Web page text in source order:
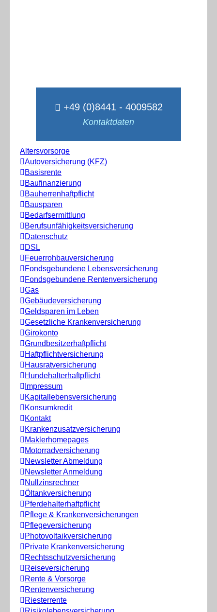
+49 (0)8441 - 4009582
Kontaktdaten
Altersvorsorge
Autoversicherung (KFZ)
Basisrente
Baufinanzierung
Bauherrenhaftpflicht
Bausparen
Bedarfsermittlung
Berufs­unfähigkeitsversicherung
Datenschutz
DSL
Feuerrohbauversicherung
Fondsgebundene Lebensversicherung
Fondsgebundene Rentenversicherung
Gas
Gebäudeversicherung
Geldsparen im Leben
Gesetzliche Krankenversicherung
Girokonto
Grundbesitzerhaftpflicht
Haftpflichtversicherung
Hausratversicherung
Hundehalterhaftpflicht
Impressum
Kapitallebensversicherung
Konsumkredit
Kontakt
Krankenzusatzversicherung
Maklerhomepages
Motorradversicherung
Newsletter Abmeldung
Newsletter Anmeldung
Nullzinsrechner
Öltankversicherung
Pferdehalterhaftpflicht
Pflege & Krankenversicherungen
Pflegeversicherung
Photovoltaikversicherung
Private Krankenversicherung
Rechtsschutzversicherung
Reiseversicherung
Rente & Vorsorge
Rentenversicherung
Riesterrente